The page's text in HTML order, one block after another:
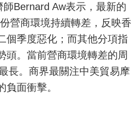
Bernard Aw表示，最新的
營商環境持續轉差，反映香
個季度惡化；而其他分項指
頭。當前營商環境轉差的周
長。商界最關注中美貿易摩
負面衝擊。